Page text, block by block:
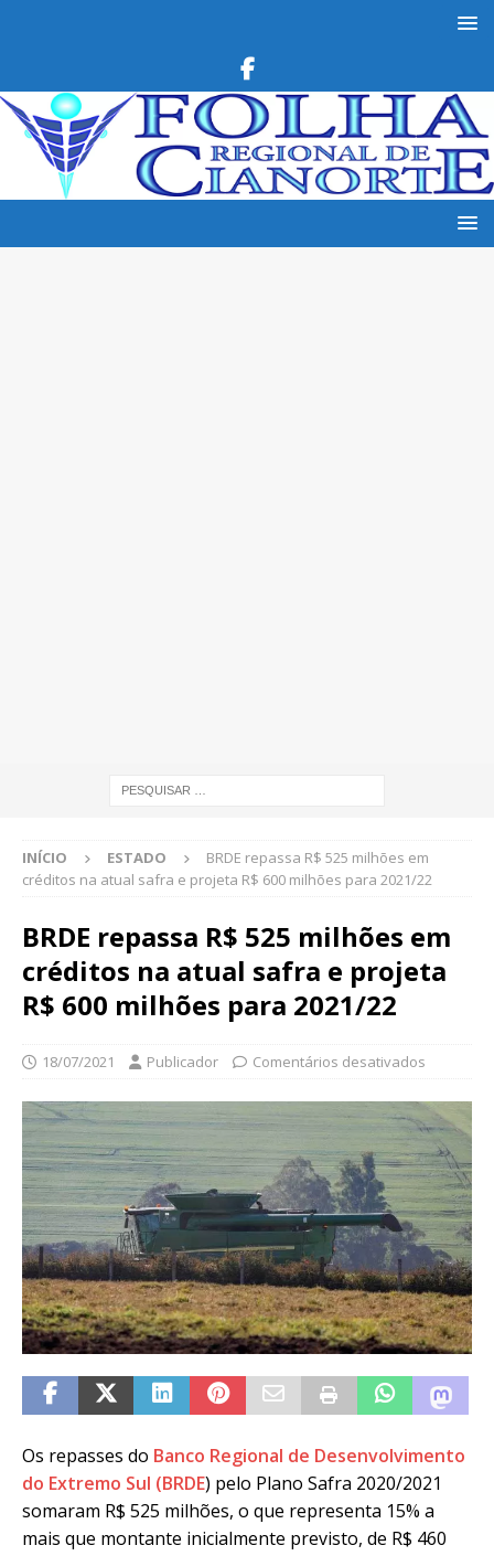
INÍCIO ESTADO
BRDE repassa R$ 525 milhões em
créditos na atual safra e projeta R$ 600 milhões para 2021/22
BRDE repassa R$ 525 milhões em
créditos na atual safra e projeta
R$ 600 milhões para 2021/22
18/07/2021 Publicador Comentários desativados
Os repasses do Banco Regional de Desenvolvimento
do Extremo Sul (BRDE) pelo Plano Safra 2020/2021
somaram R$ 525 milhões, o que representa 15% a
mais que montante inicialmente previsto, de R$ 460